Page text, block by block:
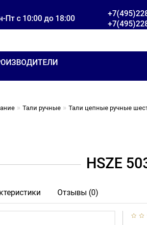
Пт с 10:00 до 18:00
Тали ручные Тали цепные ручные
HSZE
Отзывы (0)